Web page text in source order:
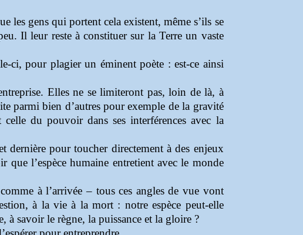
les gens qui portent cela existent, même s’ils se
Il leur reste à constituer sur la Terre un vaste
ci, pour plagier un éminent poète : est-ce ainsi
Elles ne se limiteront pas, loin de là, à
parmi bien d’autres pour exemple de la gravité
du pouvoir dans ses interférences avec la
dernière pour toucher directement à des enjeux
que l’espèce humaine entretient avec le monde
à l’arrivée – tous ces angles de vue vont
à la vie à la mort : notre espèce peut-elle
à savoir le règne, la puissance et la gloire ?